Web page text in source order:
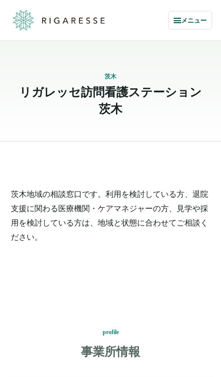
メニュー
茨木
リガレッセ訪問看護ステーション
茨木
茨木地域の相談窓口です。利用を検討している方、退院
支援に関わる医療機関・ケアマネジャーの方、見学や採
用を検討している方は、地域と状態に合わせてご相談く
ださい。
profile
事業所情報